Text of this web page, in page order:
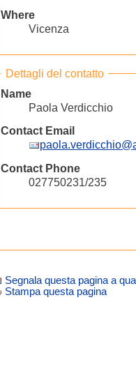
Where
Vicenza
Dettagli del contatto
Name
Paola Verdicchio
Contact Email
Contact Phone
027750231/235
Segnala questa pagina a
Stampa questa pagina